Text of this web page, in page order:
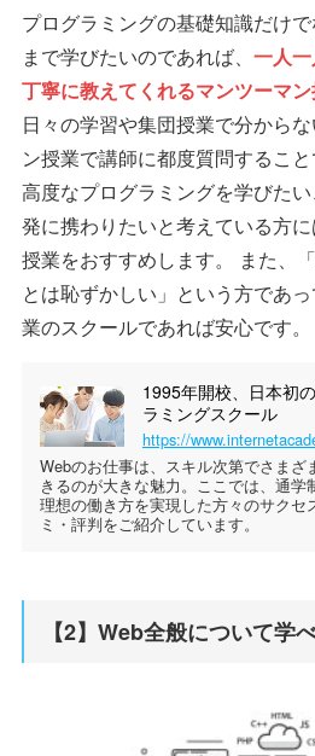
プログラミングの基礎知識だけ
まで学びたいのであれば、 一人
丁寧に教えてくれるマンツーマン
日々の学習や集団授業で分から
ン授業で講師に都度質問するこ
高度なプログラミングを学びた
発に携わりたいと考えている方
授業をおすすめします。 また、
とは恥ずかしい」という方であ
業のスクールであれば安心です。
1995年開校、日本初
ラミングスクール
https://
Webのお仕事は、スキル次第でさまざ
きるのが大きな魅力。ここでは、通学
理想の働き方を実現した方々のサクセ
ミ・評判をご紹介しています。
【2】Web全般について学